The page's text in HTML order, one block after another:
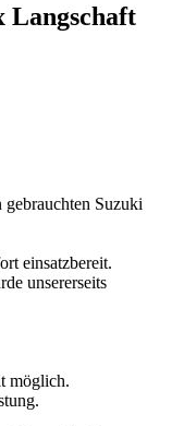
Langschaft
gebrauchten Suzuki
einsatzbereit.
unsererseits
möglich.